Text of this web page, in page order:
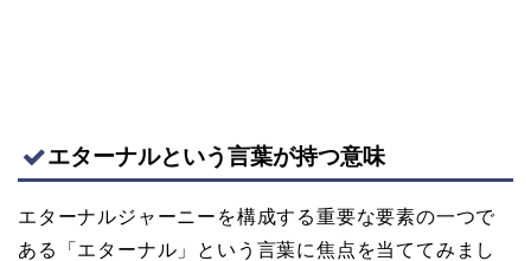
エターナルという言葉が持つ意味
エターナルジャーニーを構成する重要な要素の一つで
ある「エターナル」という言葉に焦点を当ててみまし